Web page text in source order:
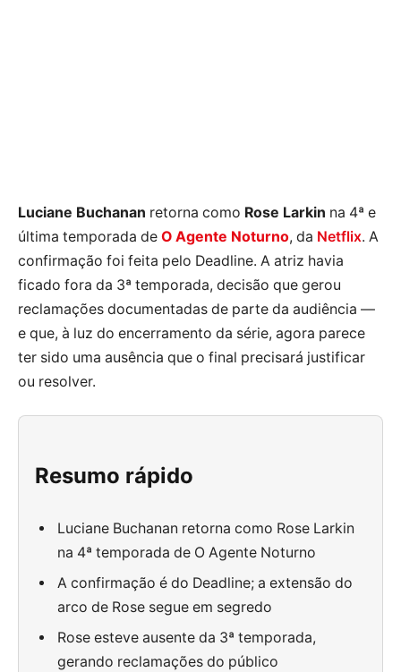
Luciane Buchanan retorna como Rose Larkin na 4ª e
última temporada de O Agente Noturno, da Netflix. A
confirmação foi feita pelo Deadline. A atriz havia
ficado fora da 3ª temporada, decisão que gerou
reclamações documentadas de parte da audiência —
e que, à luz do encerramento da série, agora parece
ter sido uma ausência que o final precisará justificar
ou resolver.
Resumo rápido
Luciane Buchanan retorna como Rose Larkin
na 4ª temporada de O Agente Noturno
A confirmação é do Deadline; a extensão do
arco de Rose segue em segredo
Rose esteve ausente da 3ª temporada,
gerando reclamações do público